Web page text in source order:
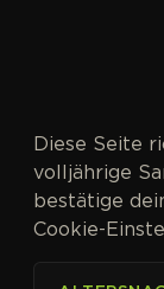
Diese Seite
volljährige
bestätige
Cookie-